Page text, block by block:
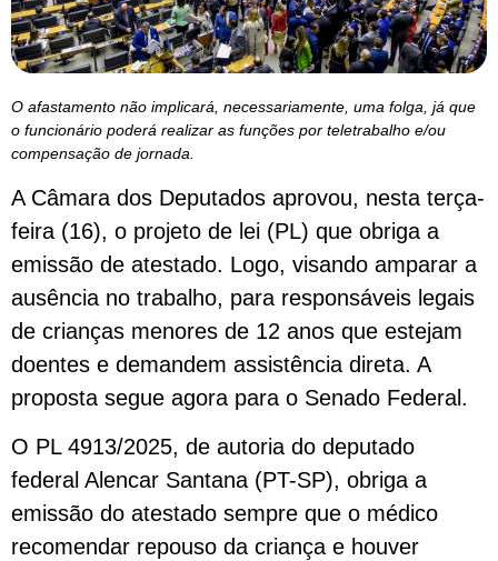
O afastamento não implicará, necessariamente, uma folga, já que
o funcionário poderá realizar as funções por teletrabalho e/ou
compensação de jornada.
A Câmara dos Deputados aprovou, nesta terça-
feira (16), o projeto de lei (PL) que obriga a
emissão de atestado. Logo, visando amparar a
ausência no trabalho, para responsáveis legais
de crianças menores de 12 anos que estejam
doentes e demandem assistência direta. A
proposta segue agora para o Senado Federal.
O PL 4913/2025, de autoria do deputado
federal Alencar Santana (PT-SP), obriga a
emissão do atestado sempre que o médico
recomendar repouso da criança e houver